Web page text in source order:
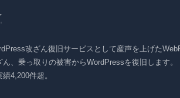
改ざん復旧サービスとして産声を上げた
、乗っ取りの被害からWordPressを復旧します。
4,200件超。